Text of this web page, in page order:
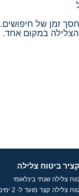
זמן של חיפושים.
ביטוח צלילה
צלילה שנתי בינלאומי
צלילה קצר מועד ל- 2 ימים